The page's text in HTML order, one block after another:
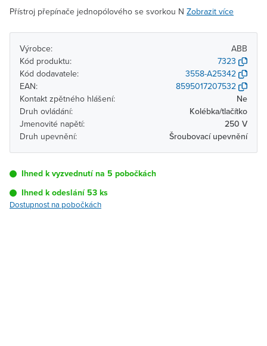
Přístroj přepínače jednopólového se svorkou N Zobrazit více
Výrobce:
ABB
Kód produktu:
7323
Kód dodavatele:
3558-A25342
EAN:
8595017207532
Kontakt zpětného hlášení:
Ne
Druh ovládání:
Kolébka/tlačítko
Jmenovité napětí:
250 V
Druh upevnění:
Šroubovací upevnění
Ihned k vyzvednutí na 5 pobočkách
Ihned k odeslání 53 ks
Dostupnost na pobočkách